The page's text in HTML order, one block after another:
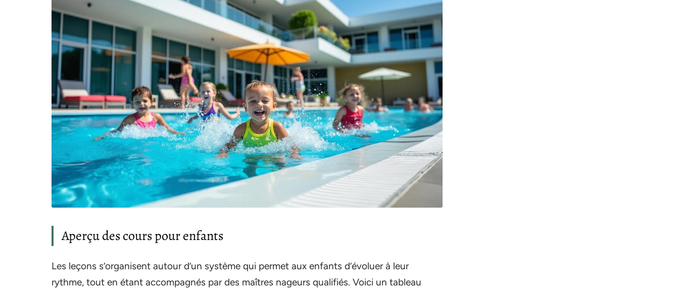
Aperçu des cours pour enfants
Les leçons s’organisent autour d’un système qui permet aux enfants d’évoluer à leur
rythme, tout en étant accompagnés par des maîtres nageurs qualifiés. Voici un tableau